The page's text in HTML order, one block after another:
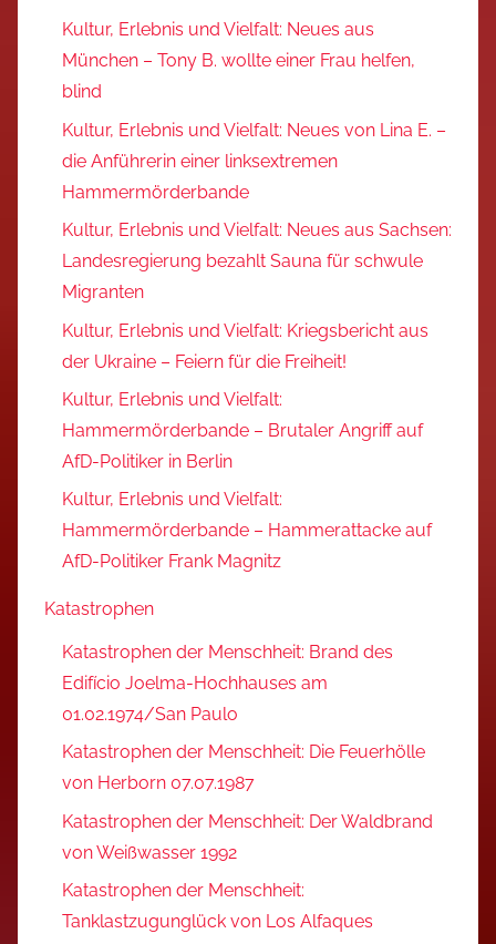
Kultur, Erlebnis und Vielfalt: Neues aus
München – Tony B. wollte einer Frau helfen,
blind
Kultur, Erlebnis und Vielfalt: Neues von Lina E. –
die Anführerin einer linksextremen
Hammermörderbande
Kultur, Erlebnis und Vielfalt: Neues aus Sachsen:
Landesregierung bezahlt Sauna für schwule
Migranten
Kultur, Erlebnis und Vielfalt: Kriegsbericht aus
der Ukraine – Feiern für die Freiheit!
Kultur, Erlebnis und Vielfalt:
Hammermörderbande – Brutaler Angriff auf
AfD-Politiker in Berlin
Kultur, Erlebnis und Vielfalt:
Hammermörderbande – Hammerattacke auf
AfD-Politiker Frank Magnitz
Katastrophen
Katastrophen der Menschheit: Brand des
Edifício Joelma-Hochhauses am
01.02.1974/San Paulo
Katastrophen der Menschheit: Die Feuerhölle
von Herborn 07.07.1987
Katastrophen der Menschheit: Der Waldbrand
von Weißwasser 1992
Katastrophen der Menschheit:
Tanklastzugunglück von Los Alfaques